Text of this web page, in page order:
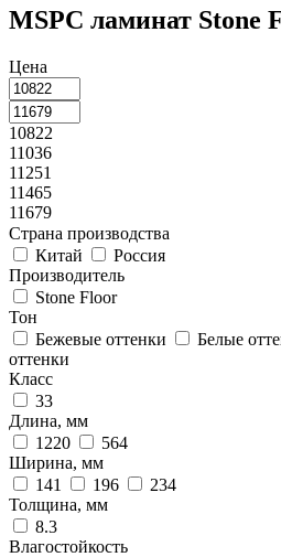
MSPC ламинат Stone
Цена
10822
11036
11251
11465
11679
Страна производства
Китай
Россия
Производитель
Stone Floor
Тон
Бежевые оттенки
Белые
оттенки
Класс
33
Длина, мм
1220
564
Ширина, мм
141
196
234
Толщина, мм
8.3
Влагостойкость